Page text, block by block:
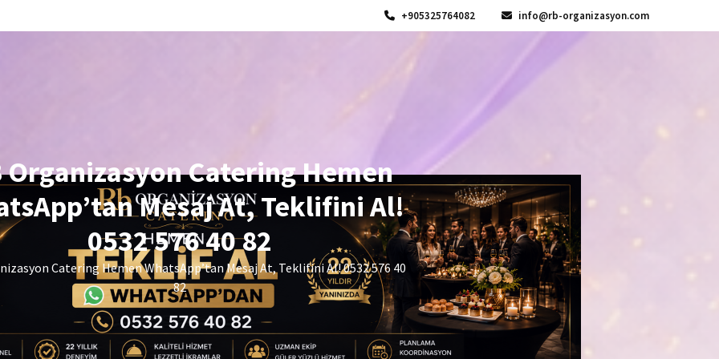
+905325764082 info@rb-organizasyon.com
Organizasyon Catering Hemen
Mesaj At, Teklifini Al!
0532 576 40 82
Catering Hemen WhatsApp’tan Mesaj At, Teklifini Al! 0532 576 40
82